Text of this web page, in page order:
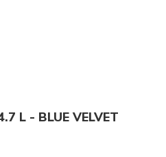
L - BLUE VELVET